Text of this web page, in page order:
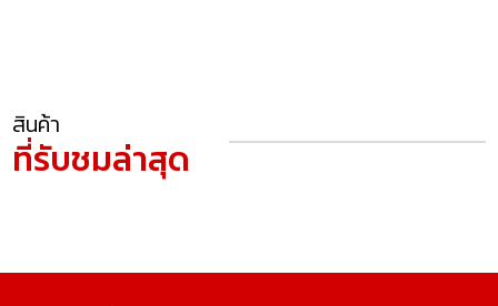
สินค้า
ที่รับชมล่าสุด